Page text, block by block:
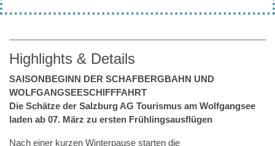
Highlights & Details
SAISONBEGINN DER SCHAFBERGBAHN UND
WOLFGANGSEESCHIFFFAHRT
Die Schätze der Salzburg AG Tourismus am Wolfgangsee
laden ab 07. März zu ersten Frühlingsausflügen
Nach einer kurzen Winterpause starten die